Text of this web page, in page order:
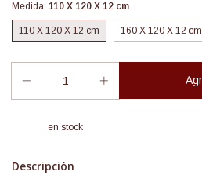
Medida: 110 X 120 X 12 cm
110 X 120 X 12 cm 160 X 120 X 12 cm
en stock
Descripción